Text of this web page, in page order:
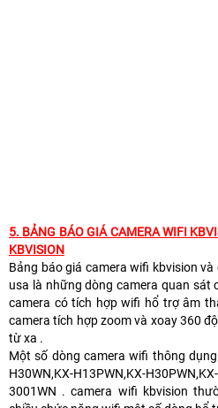
5. BẢNG BÁO GIÁ CAMERA WIFI
KBVISION
Bảng báo giá camera wifi kbvision
usa là những dòng camera quan sát
camera cótích hợp wifi hổ trợ âm
camera tích hợp zoom và xoay 360
từ xa .
Một số dòng camera wifi thông dụng
H30WN,KX-H13PWN,KX-
3001WN . camera wifi kbvision